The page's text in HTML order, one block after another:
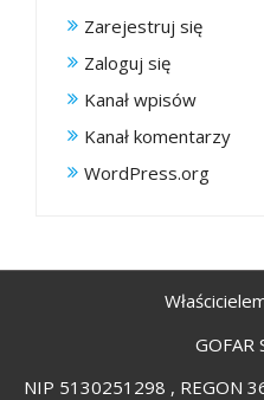
Zarejestruj się
Zaloguj się
Kanał wpisów
Kanał komentarzy
WordPress.org
GOFAR
NIP 5130251298 , REGON